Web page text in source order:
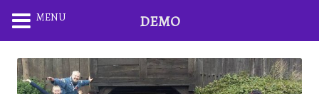
MENU DEMO